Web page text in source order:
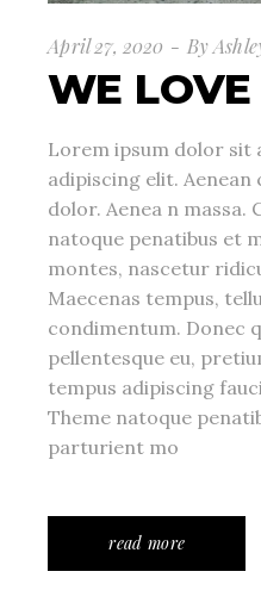
April 27, 2020 By
WE
Lorem ipsum dolor sit
adipiscing elit.
dolor. Aenea n massa.
natoque penatibus et
montes, nascetur
Maecenas tempus,
condimentum. Donec
pellentesque eu,
tempus adipiscing
Theme natoque
parturient mo
read more